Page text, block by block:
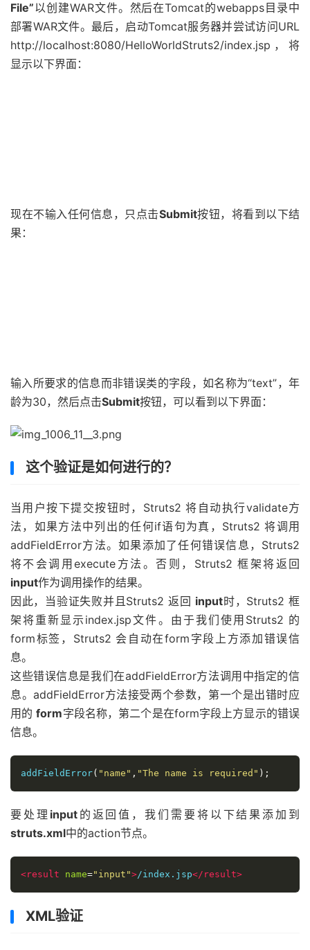
File”以创建WAR文件。然后在Tomcat的webapps目录中
部署WAR文件。最后，启动Tomcat服务器并尝试访问URL
http://localhost:8080/HelloWorldStruts2/index.jsp，将
显示以下界面：
输入所要求的信息而非错误类的字段，如名称为“text”，年
龄为30，然后点击
addFieldError方法。如果添加了任何错误信息，Struts2
将不会调用execute方法。否则，Struts2 框架将返回
因此，当验证失败并且Struts2 返回
form标签，Struts2 会自动在form字段上方添加错误信
这些错误信息是我们在addFieldError方法调用中指定的信
息。addFieldError方法接受两个参数，第一个是出错时应
用的form字段名称，第二个是在form字段上方显示的错误
信息。
addFieldError("name","The name is required");
要处理input的返回值，我们需要将以下结果添加到
struts.xml
第二种进行验证的方法是在action类旁边放置一个xml文
email验证、integer range验证、form验证、expression
验证、regex验证、required验证、requiredstring验证、
stringlength验证等。
xml文件需要命名为‘[action-class]’-validation.xml
validation.xml